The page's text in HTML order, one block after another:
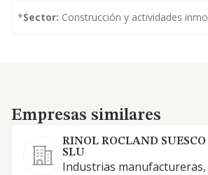
*Sector: Construcción y actividades
Empresas similares
Empresas similares
RINOL ROCLAND SUESCO
SLU
Industrias manufactureras,